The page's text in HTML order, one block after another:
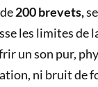
200 brevets,
les limites de
un son pur,
ni bruit de